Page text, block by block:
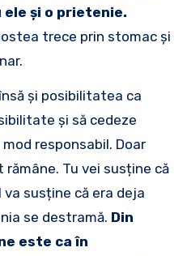
ele și o prietenie.
trece prin stomac și
și posibilitatea ca
și să cedeze
responsabil. Doar
Tu vei susține că
susține că era deja
se destramă. Din
este ca în